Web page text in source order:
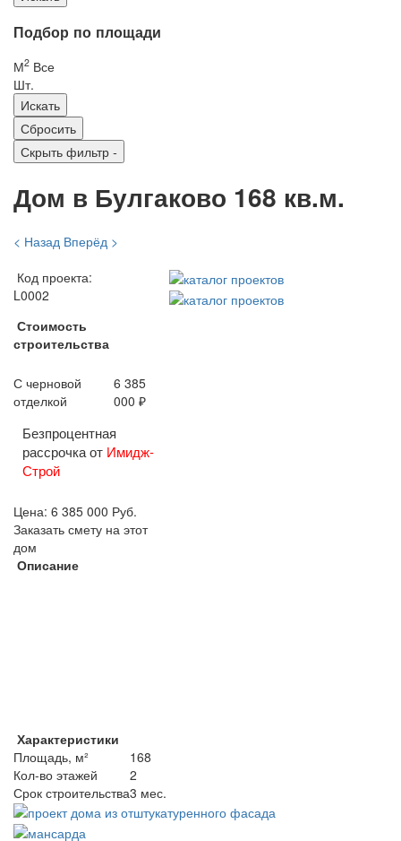
Подбор по площади
М2 Все
Шт.
Скрыть фильтр -
Дом в Булгаково 168 кв.м.
< Назад Вперёд >
Код проекта:
L0002
Стоимость
строительства
С черновой
отделкой
6 385
000 ₽
Безпроцентная
рассрочка от Имидж-
Строй
Цена: 6 385 000 Руб.
Заказать смету на этот
дом
Описание
Характеристики
Площадь, м²
168
Кол-во этажей
2
Срок строительства3 мес.